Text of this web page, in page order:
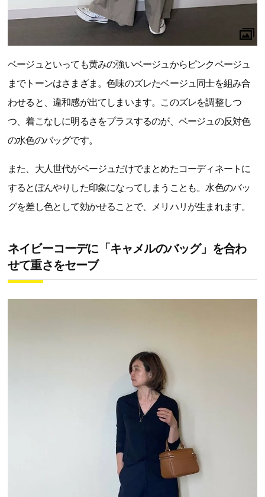
ベージュといっても黄みの強いベージュからピンクベージュ
までトーンはさまざま。色味のズレたベージュ同士を組み合
わせると、違和感が出てしまいます。このズレを調整しつ
つ、着こなしに明るさをプラスするのが、ベージュの反対色
の水色のバッグです。
また、大人世代がベージュだけでまとめたコーディネートに
するとぼんやりした印象になってしまうことも。水色のバッ
グを差し色として効かせることで、メリハリが生まれます。
ネイビーコーデに「キャメルのバッグ」を合わ
せて重さをセーブ